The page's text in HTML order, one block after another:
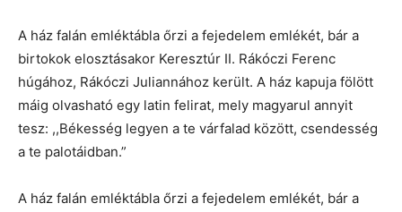
A ház falán emléktábla őrzi a fejedelem emlékét, bár a
birtokok elosztásakor Keresztúr II. Rákóczi Ferenc
húgához, Rákóczi Juliannához került. A ház kapuja fölött
máig olvasható egy latin felirat, mely magyarul annyit
tesz: ,,Békesség legyen a te várfalad között, csendesség
a te palotáidban.”
A ház falán emléktábla őrzi a fejedelem emlékét, bár a